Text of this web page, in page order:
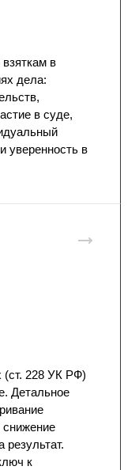
в
дела:
в суде,
уверенность в
(ст. 228 УК РФ)
Детальное
снижение
результат.
к